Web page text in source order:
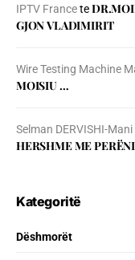
IPTV Francete
GJON VLADIMIRIT
Wire Testing Machine
MOISIU …
Selman DERVISHI-Mani
HERSHME ME
Kategoritë
Dëshmorët